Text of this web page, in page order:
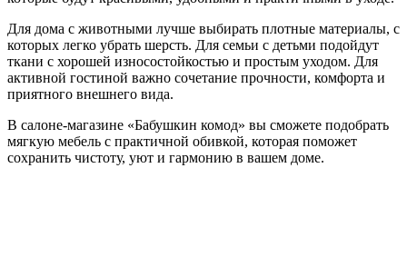
Для дома с животными лучше выбирать плотные материалы, с
которых легко убрать шерсть. Для семьи с детьми подойдут
ткани с хорошей износостойкостью и простым уходом. Для
активной гостиной важно сочетание прочности, комфорта и
приятного внешнего вида.
В салоне-магазине «Бабушкин комод» вы сможете подобрать
мягкую мебель с практичной обивкой, которая поможет
сохранить чистоту, уют и гармонию в вашем доме.